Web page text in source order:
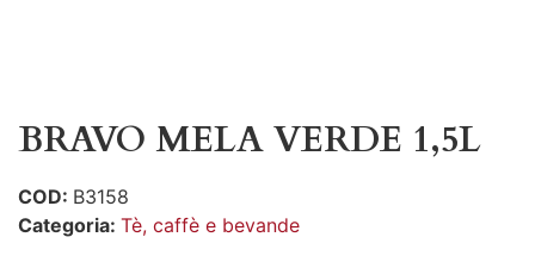
BRAVO MELA VERDE 1,5L
COD: B3158
Categoria: Tè, caffè e bevande